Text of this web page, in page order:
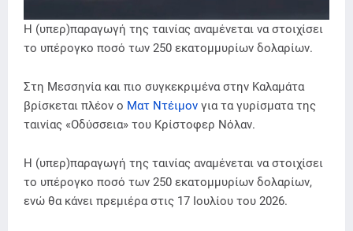
Η (υπερ)παραγωγή της ταινίας αναμένεται να στοιχίσει
το υπέρογκο ποσό των 250 εκατομμυρίων δολαρίων.
Στη Μεσσηνία και πιο συγκεκριμένα στην Καλαμάτα
βρίσκεται πλέον ο Ματ Ντέιμον για τα γυρίσματα της
ταινίας «Οδύσσεια» του Κρίστοφερ Νόλαν.
Η (υπερ)παραγωγή της ταινίας αναμένεται να στοιχίσει
το υπέρογκο ποσό των 250 εκατομμυρίων δολαρίων,
ενώ θα κάνει πρεμιέρα στις 17 Ιουλίου του 2026.